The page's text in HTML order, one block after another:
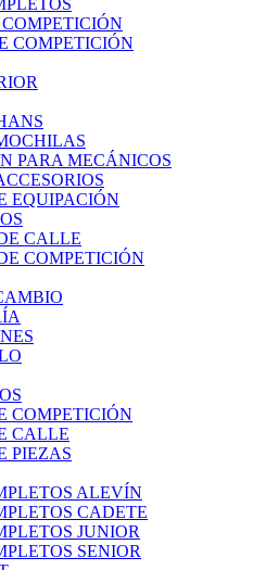
COMPETICIÓN
PARA MECÁNICOS
EQUIPACIÓN
CALLE
COMPETICIÓN
COMPETICIÓN
CALLE
PIEZAS
ALEVÍN
CADETE
JUNIOR
SENIOR